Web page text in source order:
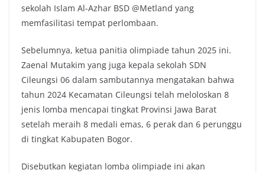
sekolah Islam Al-Azhar BSD @Metland yang
memfasilitasi tempat perlombaan.
Sebelumnya, ketua panitia olimpiade tahun 2025 ini.
Zaenal Mutakim yang juga kepala sekolah SDN
Cileungsi 06 dalam sambutannya mengatakan bahwa
tahun 2024 Kecamatan Cileungsi telah meloloskan 8
jenis lomba mencapai tingkat Provinsi Jawa Barat
setelah meraih 8 medali emas, 6 perak dan 6 perunggu
di tingkat Kabupaten Bogor.
Disebutkan kegiatan lomba olimpiade ini akan